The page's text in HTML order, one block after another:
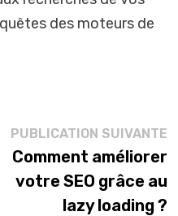
des moteurs de
PUBLICATION SUIVANTE
Comment améliorer
votre SEO grâce au
lazy loading ?